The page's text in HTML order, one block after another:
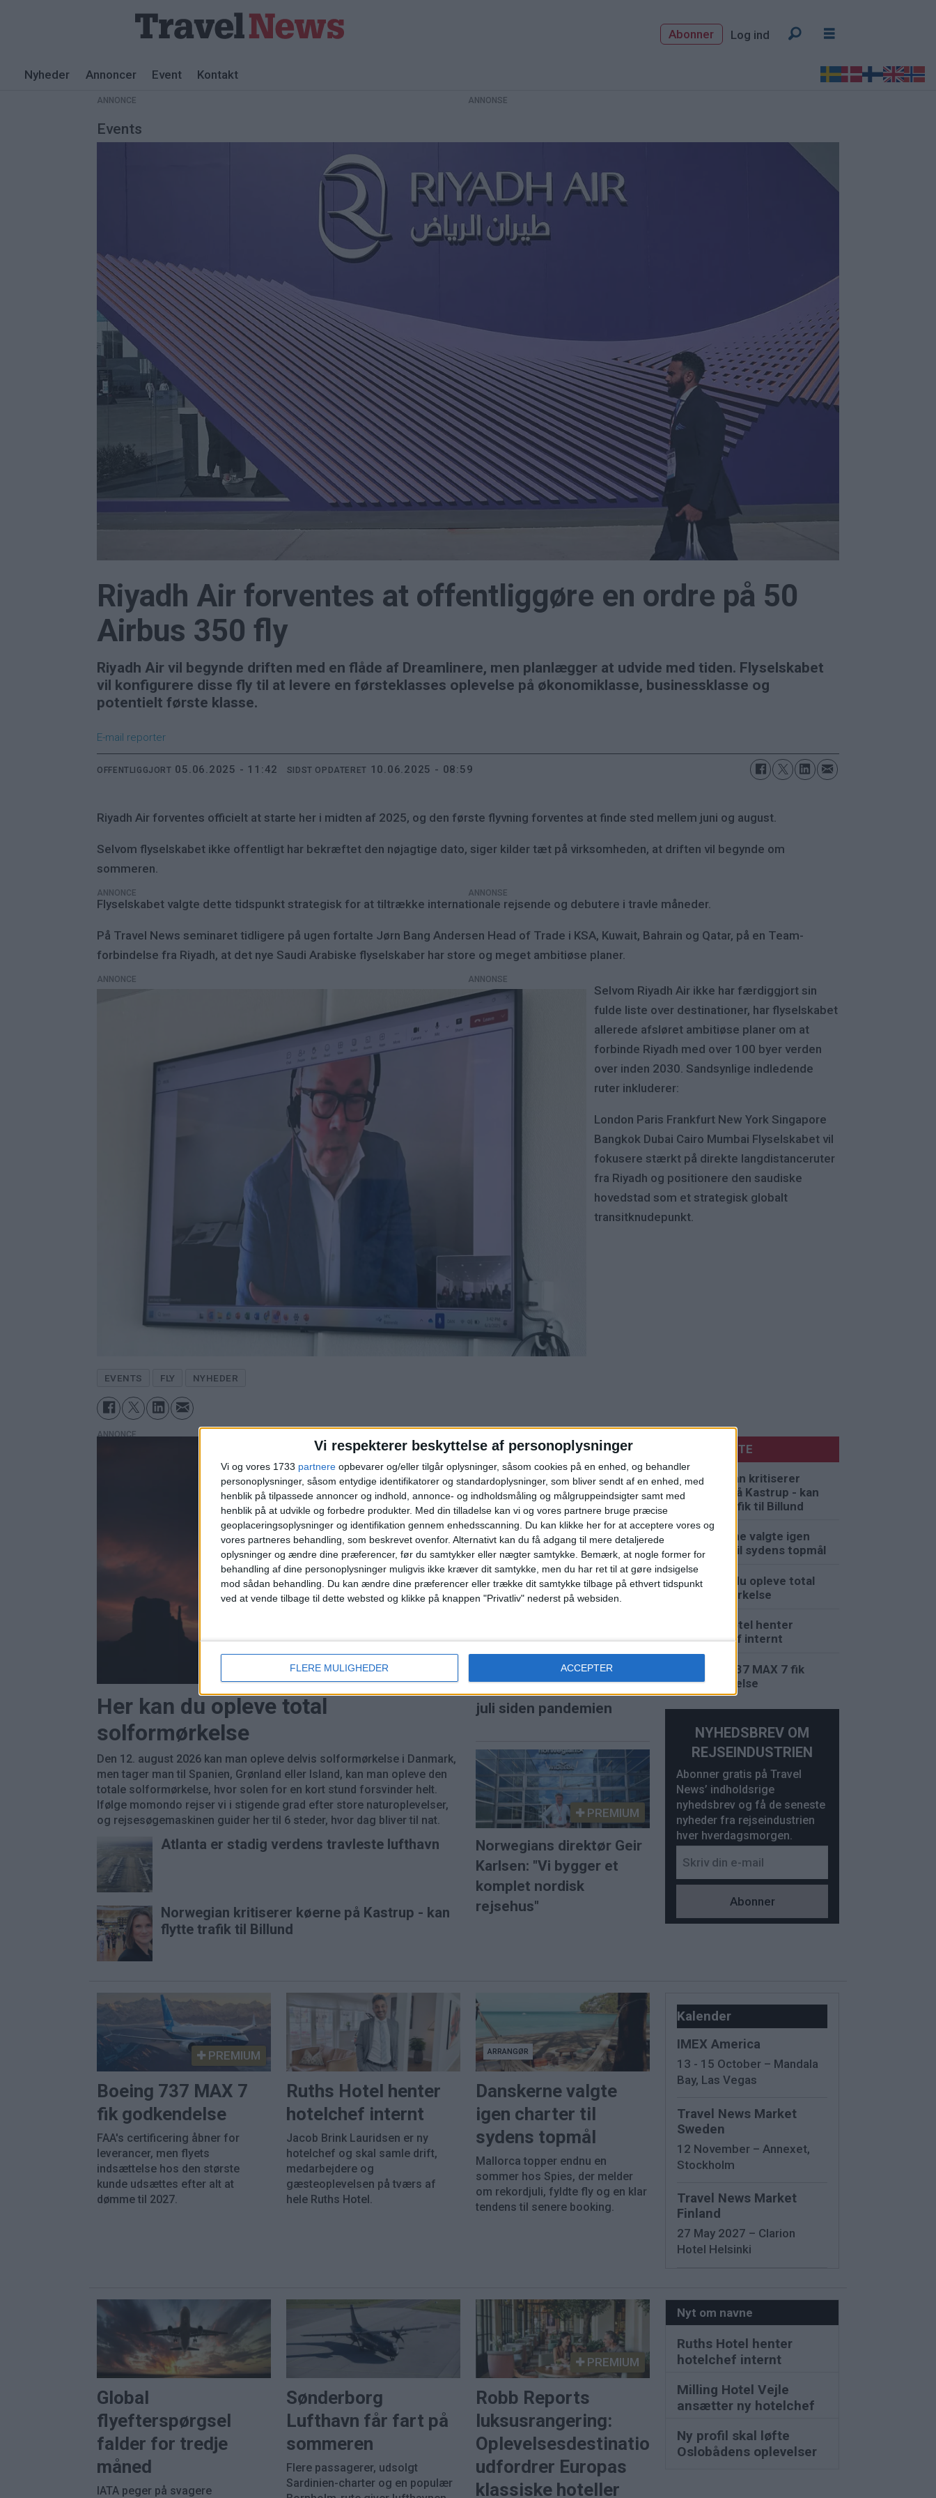
Vi respekterer beskyttelse af personoplysninger
Vi og vores 1733 partnere opbevarer og/eller tilgår oplysninger, såsom cookies på en enhed, og behandler
personoplysninger, såsom entydige identifikatorer og standardoplysninger, som bliver sendt af en enhed, med
henblik på tilpassede annoncer og indhold, annonce- og indholdsmåling og målgruppeindsigter samt med
henblik på at udvikle og forbedre produkter. Med din tilladelse kan vi og vores partnere bruge præcise
geoplaceringsoplysninger og identifikation gennem enhedsscanning. Du kan klikke her for at acceptere vores og
vores partneres behandling, som beskrevet ovenfor. Alternativt kan du få adgang til mere detaljerede
oplysninger og ændre dine præferencer, før du samtykker eller nægter samtykke. Bemærk, at nogle former for
behandling af dine personoplysninger muligvis ikke kræver dit samtykke, men du har ret til at gøre indsigelse
mod sådan behandling.
Du kan ændre dine præferencer eller trække dit samtykke tilbage på ethvert tidspunkt
ved at vende tilbage til dette websted og klikke på knappen "Privatliv" nederst på websiden.
FLERE MULIGHEDER ACCEPTER
Abonner Log ind
Nyheder Annoncer Event Kontakt
ANNONCE
Events
Riyadh Air forventes at offentliggøre en ordre på 50
Airbus 350 fly
Riyadh Air vil begynde driften med en flåde af Dreamlinere, men planlægger at udvide med tiden. Flyselskabet
vil konfigurere disse fly til at levere en førsteklasses oplevelse på økonomiklasse, businessklasse og
potentielt første klasse.
E-mail reporter
OFFENTLIGGJORT 05.06.2025 - 11:42 SIDST OPDATERET 10.06.2025 - 08:59
Riyadh Air forventes officielt at starte her i midten af 2025, og den første flyvning forventes at finde sted mellem juni og august.
Selvom flyselskabet ikke offentligt har bekræftet den nøjagtige dato, siger kilder tæt på virksomheden, at driften vil begynde om
sommeren.
ANNONCE
Flyselskabet valgte dette tidspunkt strategisk for at tiltrække internationale rejsende og debutere i travle måneder.
På Travel News seminaret tidligere på ugen fortalte Jørn Bang Andersen Head of Trade i KSA, Kuwait, Bahrain og Qatar, på en Team-
forbindelse fra Riyadh, at det nye Saudi Arabiske flyselskaber har store og meget ambitiøse planer.
ANNONCE
Selvom Riyadh Air ikke har færdiggjort sin
fulde liste over destinationer, har flyselskabet
allerede afsløret ambitiøse planer om at
forbinde Riyadh med over 100 byer verden
over inden 2030. Sandsynlige indledende
ruter inkluderer:
London Paris Frankfurt New York Singapore
Bangkok Dubai Cairo Mumbai Flyselskabet vil
fokusere stærkt på direkte langdistanceruter
fra Riyadh og positionere den saudiske
hovedstad som et strategisk globalt
transitknudepunkt.
EVENTS FLY NYHEDER
ANNONCE
Her kan du opleve total
solformørkelse
Den 12. august 2026 kan man opleve delvis solformørkelse i Danmark,
men tager man til Spanien, Grønland eller Island, kan man opleve den
totale solformørkelse, hvor solen for en kort stund forsvinder helt.
Ifølge momondo rejser vi i stigende grad efter store naturoplevelser,
og rejsesøgemaskinen guider her til 6 steder, hvor dag bliver til nat.
Atlanta er stadig verdens travleste lufthavn
Norwegian kritiserer køerne på Kastrup - kan
flytte trafik til Billund
SAS var Europas mest
punktlige flyselskab i juli
Norwegian når højeste
juli siden pandemien
PREMIUM
Norwegians direktør Geir
Karlsen: "Vi bygger et
komplet nordisk
rejsehus"
MEST LÆSTE
Norwegian kritiserer
køerne på Kastrup - kan
flytte trafik til Billund
Danskerne valgte igen
charter til sydens topmål
Her kan du opleve total
solformørkelse
Ruths Hotel henter
hotelchef internt
Boeing 737 MAX 7 fik
godkendelse
NYHEDSBREV OM
REJSEINDUSTRIEN
Abonner gratis på Travel
News’ indholdsrige
nyhedsbrev og få de seneste
nyheder fra rejseindustrien
hver hverdagsmorgen.
PREMIUM
Boeing 737 MAX 7
fik godkendelse
FAA's certificering åbner for
leverancer, men flyets
indsættelse hos den største
kunde udsættes efter alt at
dømme til 2027.
Ruths Hotel henter
hotelchef internt
Jacob Brink Lauridsen er ny
hotelchef og skal samle drift,
medarbejdere og
gæsteoplevelsen på tværs af
hele Ruths Hotel.
ARRANGØR
Danskerne valgte
igen charter til
sydens topmål
Mallorca topper endnu en
sommer hos Spies, der melder
om rekordjuli, fyldte fly og en klar
tendens til senere booking.
Kalender
IMEX America
13 - 15 October – Mandala
Bay, Las Vegas
Travel News Market
Sweden
12 November – Annexet,
Stockholm
Travel News Market
Finland
27 May 2027 – Clarion
Hotel Helsinki
Global
flyefterspørgsel
falder for tredje
måned
IATA peger på svagere
Sønderborg
Lufthavn får fart på
sommeren
Flere passagerer, udsolgt
Sardinien-charter og en populær
PREMIUM
Robb Reports
luksusrangering:
Oplevelsesdestinationer
udfordrer Europas
klassiske hoteller
Nyt om navne
Ruths Hotel henter
hotelchef internt
Milling Hotel Vejle
ansætter ny hotelchef
Ny profil skal løfte
Oslobådens oplevelser